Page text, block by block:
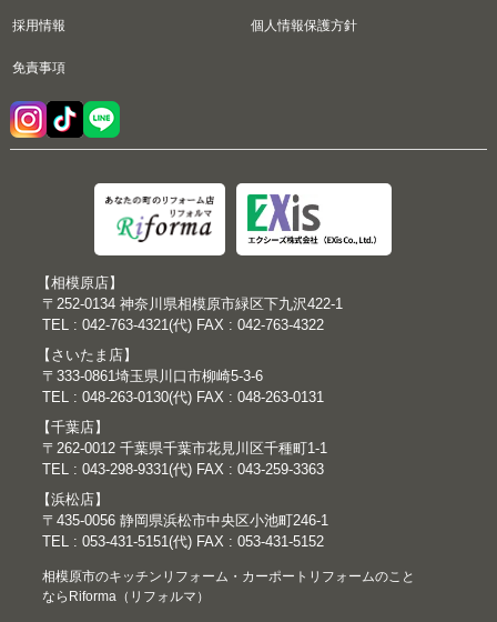
採用情報 個人情報保護方針
免責事項
【相模原店】
〒252-0134 神奈川県相模原市緑区下九沢422-1
TEL : 042-763-4321(代) FAX : 042-763-4322
【さいたま店】
〒333-0861埼玉県川口市柳崎5-3-6
TEL : 048-263-0130(代) FAX : 048-263-0131
【千葉店】
〒262-0012 千葉県千葉市花見川区千種町1-1
TEL : 043-298-9331(代) FAX : 043-259-3363
【浜松店】
〒435-0056 静岡県浜松市中央区小池町246-1
TEL : 053-431-5151(代) FAX : 053-431-5152
相模原市のキッチンリフォーム・カーポートリフォームのこと
ならRiforma（リフォルマ）